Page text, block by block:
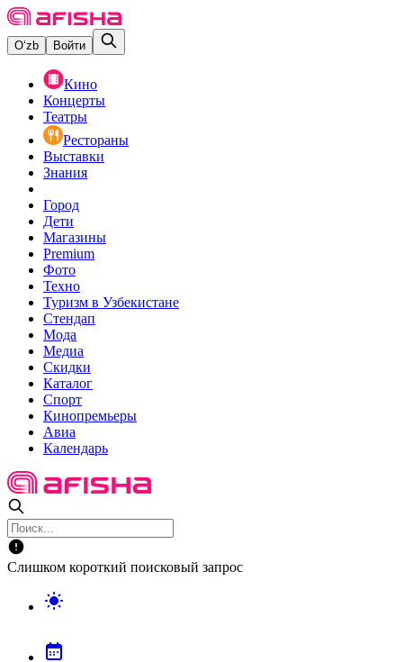
O‘zb Войти
Кино
Концерты
Театры
Рестораны
Выставки
Знания
Город
Дети
Магазины
Premium
Фото
Техно
Туризм в Узбекистане
Стендап
Мода
Медиа
Скидки
Каталог
Спорт
Кинопремьеры
Авиа
Календарь
Слишком короткий поисковый запрос